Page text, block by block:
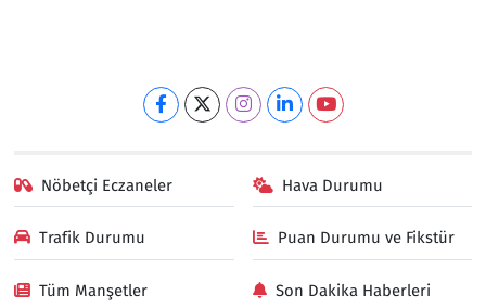
Nöbetçi Eczaneler Hava Durumu
Trafik Durumu Puan Durumu ve Fikstür
Tüm Manşetler Son Dakika Haberleri